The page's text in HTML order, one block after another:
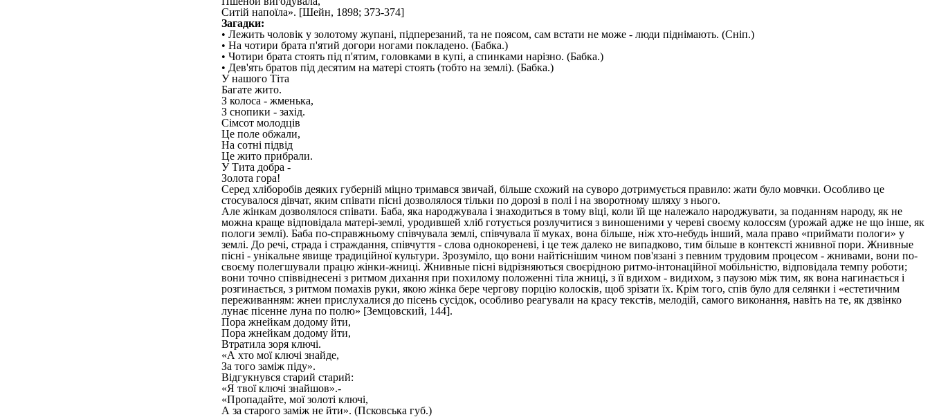
Ситій напоїла». [Шейн, 1898; 373-374]
Загадки:
• Лежить чоловік у золотому жупані, підперезаний, та не поясом, сам встати не може - люди піднімають. (Сніп.)
• На чотири брата п'ятий догори ногами покладено. (Бабка.)
• Чотири брата стоять під п'ятим, головками в купі, а спинками нарізно. (Бабка.)
• Дев'ять братов під десятим на матері стоять (тобто на землі). (Бабка.)
У нашого Тіта
Багате жито.
З колоса - жменька,
З снопики - захід.
Сімсот молодців
Це поле обжали,
На сотні підвід
Це жито прибрали.
У Тита добра -
Золота гора!
Серед хліборобів деяких губерній міцно тримався звичай, більше схожий на суворо дотримується правило: жати було мовчки. Особливо це
стосувалося дівчат, яким співати пісні дозволялося тільки по дорозі в полі і на зворотному шляху з нього.
Але жінкам дозволялося співати. Баба, яка народжувала і знаходиться в тому віці, коли їй ще належало народжувати, за поданням народу, як не
можна краще відповідала матері-землі, уродившей хліб готується розлучитися з виношеними у череві своєму колоссям (урожай адже не що інше, як
пологи землі). Баба по-справжньому співчувала землі, співчувала її муках, вона більше, ніж хто-небудь інший, мала право «приймати пологи» у
землі. До речі, страда і страждання, співчуття - слова однокореневі, і це теж далеко не випадково, тим більше в контексті жнивної пори. Жнивные
пісні - унікальне явище традиційної культури. Зрозуміло, що вони найтіснішим чином пов'язані з певним трудовим процесом - жнивами, вони по-
своєму полегшували працю жінки-жниці. Жнивные пісні відрізняються своєрідною ритмо-інтонаційної мобільністю, відповідала темпу роботи;
вони точно співвіднесені з ритмом дихання при похилому положенні тіла жниці, з її вдихом - видихом, з паузою між тим, як вона нагинається і
розгинається, з ритмом помахів руки, якою жінка бере чергову порцію колосків, щоб зрізати їх. Крім того, спів було для селянки і «естетичним
переживанням: жнеи прислухалися до пісень сусідок, особливо реагували на красу текстів, мелодій, самого виконання, навіть на те, як дзвінко
лунає пісенне луна по полю» [Земцовский, 144].
Пора жнейкам додому йти,
Пора жнейкам додому йти,
Втратила зоря ключі.
«А хто мої ключі знайде,
За того заміж піду».
Відгукнувся старий старий:
«Я твої ключі знайшов».-
«Пропадайте, мої золоті ключі,
А за старого заміж не йти». (Псковська губ.)